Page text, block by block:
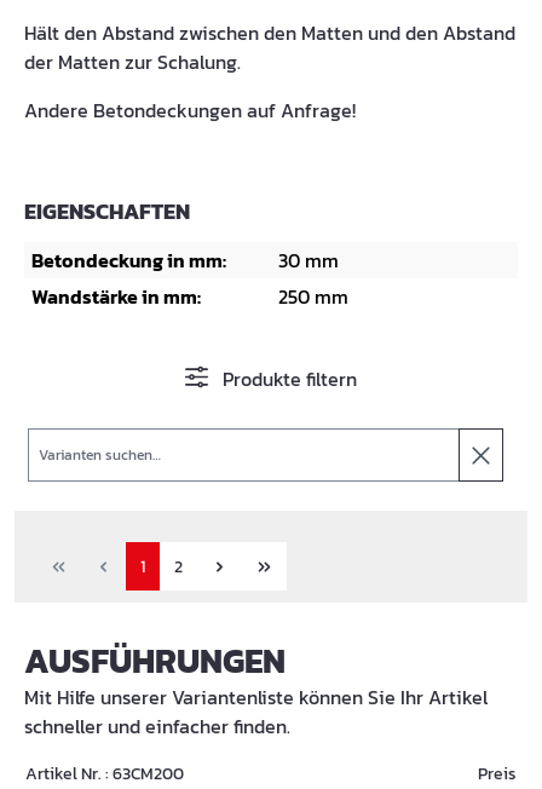
Hält den Abstand zwischen den Matten und den Abstand
der Matten zur Schalung.
Andere Betondeckungen auf Anfrage!
EIGENSCHAFTEN
Betondeckung in mm:
30 mm
Wandstärke in mm:
250 mm
Produkte filtern
1 2
AUSFÜHRUNGEN
Mit Hilfe unserer Variantenliste können Sie Ihr Artikel
schneller und einfacher finden.
Artikel Nr. : 63CM200 Preis